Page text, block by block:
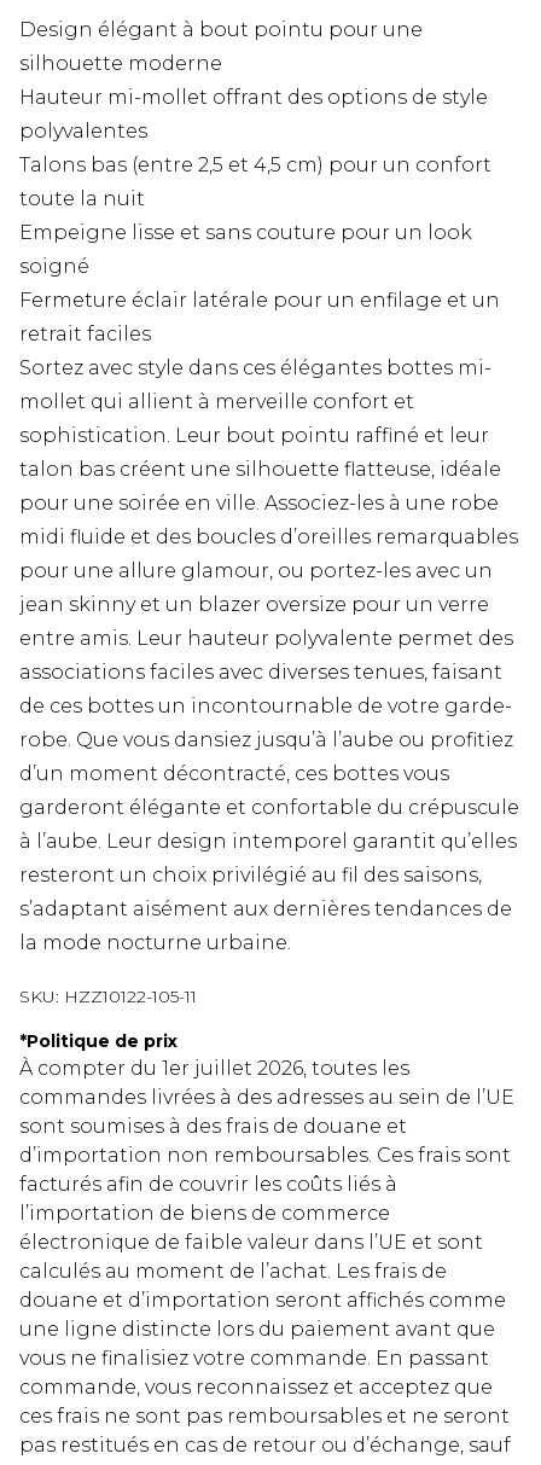
Design élégant à bout pointu pour une
silhouette moderne
Hauteur mi-mollet offrant des options de style
polyvalentes
Talons bas (entre 2,5 et 4,5 cm) pour un confort
toute la nuit
Empeigne lisse et sans couture pour un look
soigné
Fermeture éclair latérale pour un enfilage et un
retrait faciles
Sortez avec style dans ces élégantes bottes mi-
mollet qui allient à merveille confort et
sophistication. Leur bout pointu raffiné et leur
talon bas créent une silhouette flatteuse, idéale
pour une soirée en ville. Associez-les à une robe
midi fluide et des boucles d’oreilles remarquables
pour une allure glamour, ou portez-les avec un
jean skinny et un blazer oversize pour un verre
entre amis. Leur hauteur polyvalente permet des
associations faciles avec diverses tenues, faisant
de ces bottes un incontournable de votre garde-
robe. Que vous dansiez jusqu’à l’aube ou profitiez
d’un moment décontracté, ces bottes vous
garderont élégante et confortable du crépuscule
à l’aube. Leur design intemporel garantit qu’elles
resteront un choix privilégié au fil des saisons,
s’adaptant aisément aux dernières tendances de
la mode nocturne urbaine.
SKU: HZZ10122-105-11
*Politique de prix
À compter du 1er juillet 2026, toutes les
commandes livrées à des adresses au sein de l’UE
sont soumises à des frais de douane et
d’importation non remboursables. Ces frais sont
facturés afin de couvrir les coûts liés à
l’importation de biens de commerce
électronique de faible valeur dans l’UE et sont
calculés au moment de l’achat. Les frais de
douane et d’importation seront affichés comme
une ligne distincte lors du paiement avant que
vous ne finalisiez votre commande. En passant
commande, vous reconnaissez et acceptez que
ces frais ne sont pas remboursables et ne seront
pas restitués en cas de retour ou d’échange, sauf